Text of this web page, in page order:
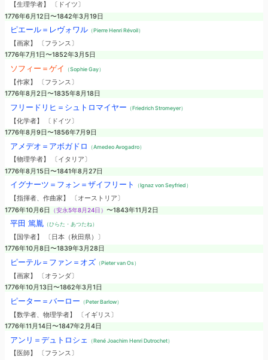
【生理学者】 〔ドイツ〕
1776年6月12日〜1842年3月19日
ピエール＝レヴォワル（Pierre Henri Révoil）
【画家】 〔フランス〕
1776年7月1日〜1852年3月5日
ソフィー＝ゲイ （Sophie Gay）
【作家】 〔フランス〕
1776年8月2日〜1835年8月18日
フリードリヒ＝シュトロマイヤー （Friedrich Stromeyer）
【化学者】 〔ドイツ〕
1776年8月9日〜1856年7月9日
アメデオ＝アボガドロ （Amedeo Avogadro）
【物理学者】 〔イタリア〕
1776年8月15日〜1841年8月27日
イグナーツ＝フォン＝ザイフリート （Ignaz von Seyfried）
【指揮者、作曲家】 〔オーストリア〕
1776年10月6日
（安永5年8月24日） 〜1843年11月2日
平田 篤胤（ひらた・あつたね）
【国学者】 〔日本（秋田県）〕
1776年10月8日〜1839年3月28日
ピーテル＝ファン＝オズ （Pieter van Os）
【画家】 〔オランダ〕
1776年10月13日〜1862年3月1日
ピーター＝バーロー （Peter Barlow）
【数学者、物理学者】 〔イギリス〕
1776年11月14日〜1847年2月4日
アンリ＝デュトロシェ （René Joachim Henri Dutrochet）
【医師】 〔フランス〕